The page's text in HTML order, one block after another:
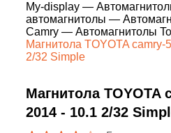
My-display —
автомагнитолы —
Camry — Автомагнитолы
Магнитола TOYOTA camry-
2/32 Simple
Магнитола TOYOTA
2014 - 10.1 2/32